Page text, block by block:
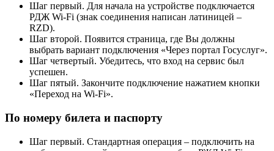
Шаг первый. Для начала на устройстве подключается
РДЖ Wi-Fi (знак соединения написан латиницей –
RZD).
Шаг второй. Появится страница, где Вы должны
выбрать вариант подключения «Через портал Госуслуг».
Шаг четвертый. Убедитесь, что вход на сервис был
успешен.
Шаг пятый. Закончите подключение нажатием кнопки
«Переход на Wi-Fi».
По номеру билета и паспорту
Шаг первый. Стандартная операция – подключить на